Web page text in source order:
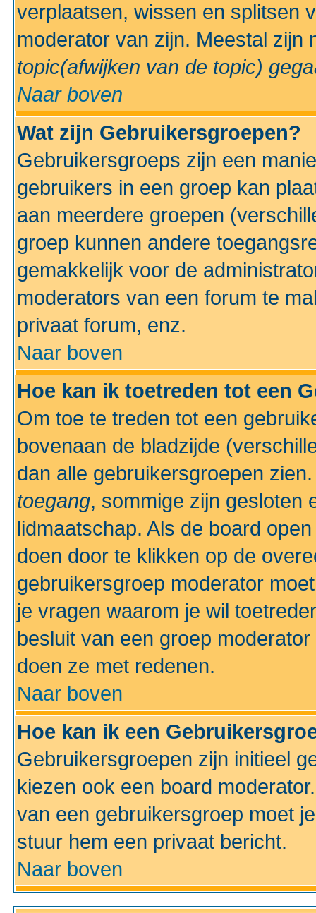
verplaatsen, wissen en splitsen
moderator van zijn. Meestal
topic(afwijken van de topic)
Naar boven
Wat zijn Gebruikersgroepen?
Gebruikersgroeps zijn een
gebruikers in een groep kan
aan meerdere groepen
groep kunnen andere
gemakkelijk voor de
moderators van een forum te
privaat forum, enz.
Naar boven
Hoe kan ik toetreden tot een
Om toe te treden tot een
bovenaan de bladzijde
dan alle gebruikersgroepen
toegang, sommige zijn gesloten
lidmaatschap. Als de board
doen door te klikken op de
gebruikersgroep moderator
je vragen waarom je wil
besluit van een groep
doen ze met redenen.
Naar boven
Hoe kan ik een
Gebruikersgroepen zijn initieel
kiezen ook een board
van een gebruikersgroep moet
stuur hem een privaat bericht.
Naar boven